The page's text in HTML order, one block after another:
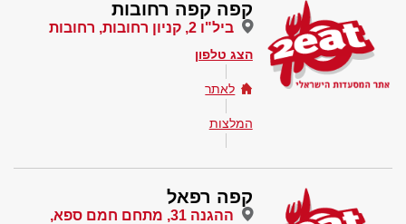
קפה קפה רחובות
ביל"ו 2, קניון רחובות, רחובות
הצג טלפון
לאתר
המלצות
קפה רפאל
ההגנה 31, מתחם חמם ספא,